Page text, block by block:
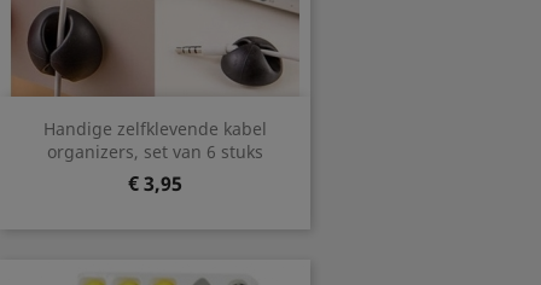
Handige zelfklevende kabel
organizers, set van 6 stuks
Prijs
€ 3,95